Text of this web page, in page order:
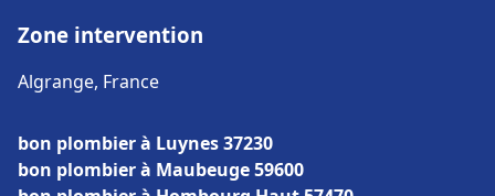
Zone intervention
Algrange, France
bon plombier à Luynes 37230
bon plombier à Maubeuge 59600